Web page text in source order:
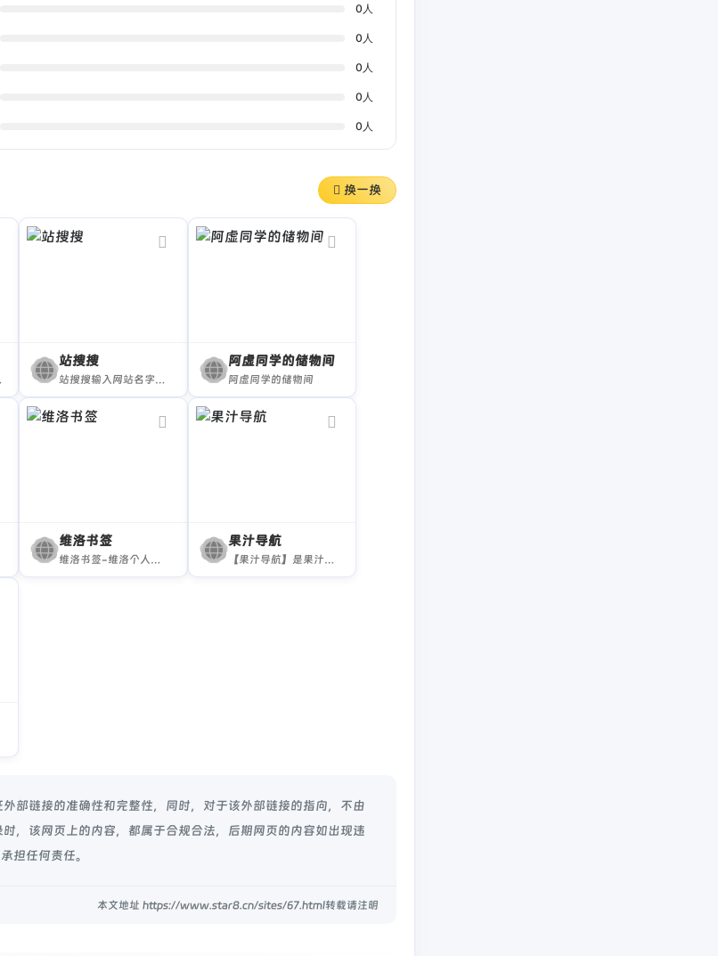
需支付任何费用即可下载全部内容。网站无隐藏收费、无VIP会员
提升工作产出。
人创作与爱好需求。
0 人
0 人
0 人
0 人
0 人
换一换
源网址的导航网站
站搜搜
站搜搜输入网站名字直接进站，进站就是这么简单。
阿虚同学的储物间
阿虚同学的储物间
维洛书签
维洛书签-维洛个人书签页,浏览器主页,网站导航,维時人心知,洛東流年別
果汁导航
【果汁导航】是果汁简约网络科技旗下的优质资源导航平台，涵盖了日常生活、娱乐、科技、知识、实用工具、考研、找工作等各个领域的优质站点。
部链接的准确性和完整性，同时，对于该外部链接的指向，不由
，该网页上的内容，都属于合规合法，后期网页的内容如出现违
担任何责任。
本文地址 https://www.star8.cn/sites/67.html转载请注明